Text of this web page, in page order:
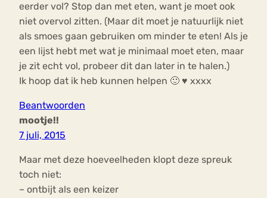
eerder vol? Stop dan met eten, want je moet ook
niet overvol zitten. (Maar dit moet je natuurlijk niet
als smoes gaan gebruiken om minder te eten! Als je
een lijst hebt met wat je minimaal moet eten, maar
je zit echt vol, probeer dit dan later in te halen.)
Ik hoop dat ik heb kunnen helpen 🙂 ♥ xxxx
Beantwoorden
mootje!!
7 juli, 2015
Maar met deze hoeveelheden klopt deze spreuk
toch niet:
– ontbijt als een keizer